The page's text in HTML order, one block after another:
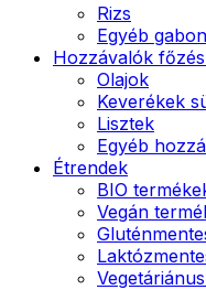
Rizs
Egyéb
Hozzávalók
Olajok
Keverékek
Lisztek
Egyéb
Étrendek
BIO
Vegán